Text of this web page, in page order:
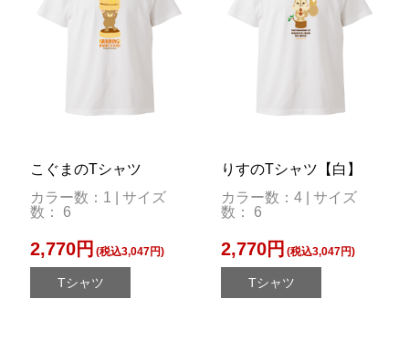
こぐまのTシャツ
カラー数：1 | サイズ
数： 6
2,770円 (税込3,047円)
Tシャツ
りすのTシャツ【白】
カラー数：4 | サイズ
数： 6
2,770円 (税込3,047円)
Tシャツ